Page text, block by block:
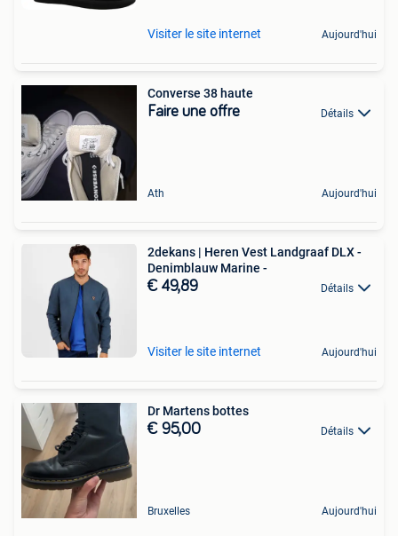
Visiter le site internet Aujourd'hui
Converse 38 haute
Faire une offre Détails
Ath Aujourd'hui
2dekans | Heren Vest Landgraaf DLX -
Denimblauw Marine -
€ 49,89 Détails
Visiter le site internet Aujourd'hui
Dr Martens bottes
€ 95,00 Détails
Bruxelles Aujourd'hui